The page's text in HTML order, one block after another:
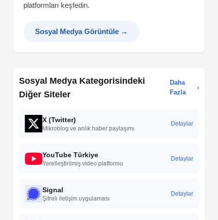
platformları keşfedin.
Sosyal Medya Görüntüle →
Sosyal Medya Kategorisindeki
Diğer Siteler
Daha
Fazla
›
X (Twitter)
Mikroblog ve anlık haber paylaşımı
Detaylar
YouTube Türkiye
Yerelleştirilmiş video platformu
Detaylar
Signal
Şifreli iletişim uygulaması
Detaylar